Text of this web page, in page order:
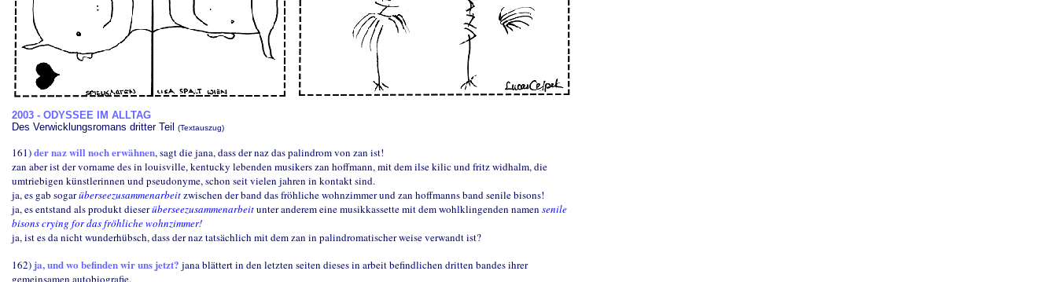
2003 - ODYSSEE IM ALLTAG
Des Verwicklungsromans dritter Teil
(Textauszug)
161)der naz will noch erwähnen, sagt die jana, dass der naz das palindrom von zan ist!
zan aber ist der vorname des in louisville, kentucky lebenden musikers zan hoffmann, mit dem ilse kilic und fritz widhalm, die
umtriebigen künstlerinnen und pseudonyme, schon seit vielen jahren in kontakt sind.
ja, es gab sogarüberseezusammenarbeitzwischen der band das fröhliche wohnzimmer und zan hoffmanns band senile bisons!
ja, es entstand als produkt dieserüberseezusammenarbeitunter anderem eine musikkassette mit dem wohlklingenden namen senile
bisons crying for das fröhliche wohnzimmer!
ja, ist es da nicht wunderhübsch, dass der naz tatsächlich mit dem zan in palindromatischer weise verwandt ist?
162) ja, und wo befinden wir uns jetzt? jana blättert in den letzten seiten dieses in arbeit befindlichen dritten bandes ihrer
gemeinsamen autobiografie.